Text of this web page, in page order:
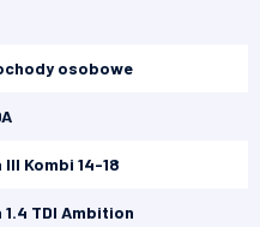
osobowe
III Kombi 14-18
1.4 TDI Ambition